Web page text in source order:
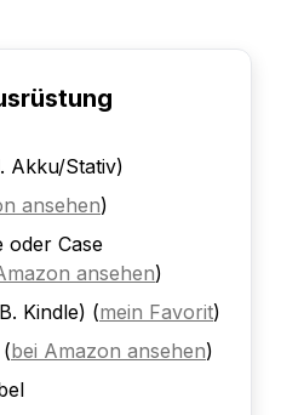
Akku/Stativ)
ansehen)
oder Case
ansehen)
Kindle) (mein Favorit)
(bei Amazon ansehen)